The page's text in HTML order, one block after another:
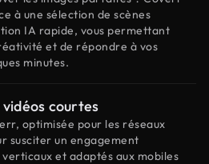
à une sélection de scènes
IA rapide, vous permettant
et de répondre à vos
minutes.
vidéos courtes
optimisée pour les réseaux
susciter un engagement
et adaptés aux mobiles